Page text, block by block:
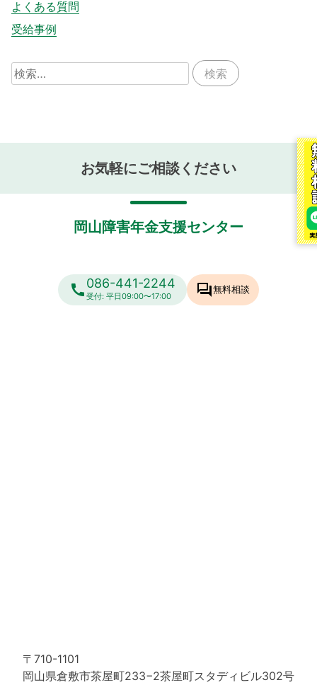
よくある質問
受給事例
検
索:
お気軽にご相談ください
岡山障害年金支援センター
call086-441-2244
受付: 平日09:00〜17:00 forum無料相談
〒710-1101
岡山県倉敷市茶屋町233−2茶屋町スタディビル302号